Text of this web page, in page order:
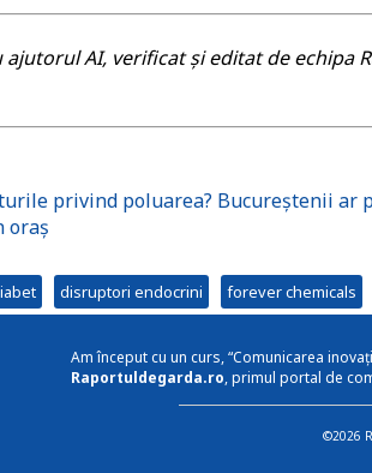
AI, verificat și editat de echipa
privind poluarea? Bucureștenii ar
oraș
disruptori endocrini forever chemicals
Am început cu un curs, “Comunicarea
Raportuldegarda.ro, primul portal de
©2026